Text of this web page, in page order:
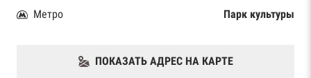
Метро
Парк культуры
ПОКАЗАТЬ АДРЕС НА КАРТЕ